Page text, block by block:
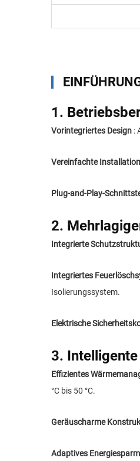
1.
Vorintegriertes Design :
Vereinfachte Installation
Plug-and-Play-
2.
Integrierte
Integriertes
Isolierungssystem.
Elektrische
3.
Effizientes
°C bis 50 °C.
Geräuscharme
Adaptives